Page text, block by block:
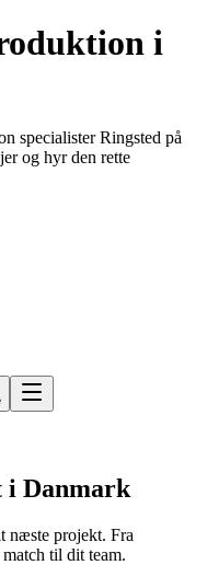
i
specialister Ringsted på
og hyr den rette
i Danmark
næste projekt. Fra
til dit team.